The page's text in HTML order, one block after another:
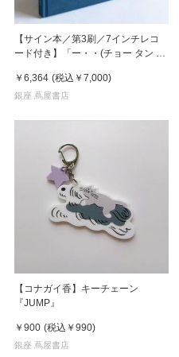
【サイン本／第3刷／7インチレコ
ード付き】「ー・・(チョー タン タ
￥6,364 (税込 ￥7,000)
銀座 蔦屋書店
【コナガイ香】キーチェーン
『JUMP』
￥900 (税込 ￥990)
銀座 蔦屋書店